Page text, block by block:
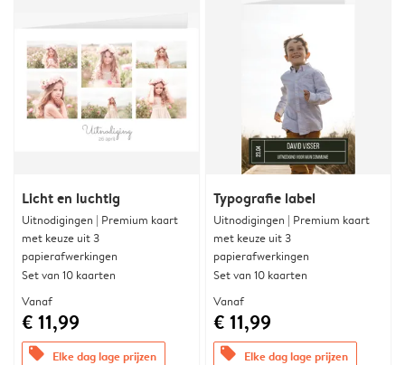
Licht en luchtig
Uitnodigingen | Premium kaart
met keuze uit 3
papierafwerkingen
Set van 10 kaarten
Vanaf
€ 11,99
offers Elke dag lage prijzen
Typografie label
Uitnodigingen | Premium kaart
met keuze uit 3
papierafwerkingen
Set van 10 kaarten
Vanaf
€ 11,99
offers Elke dag lage prijzen